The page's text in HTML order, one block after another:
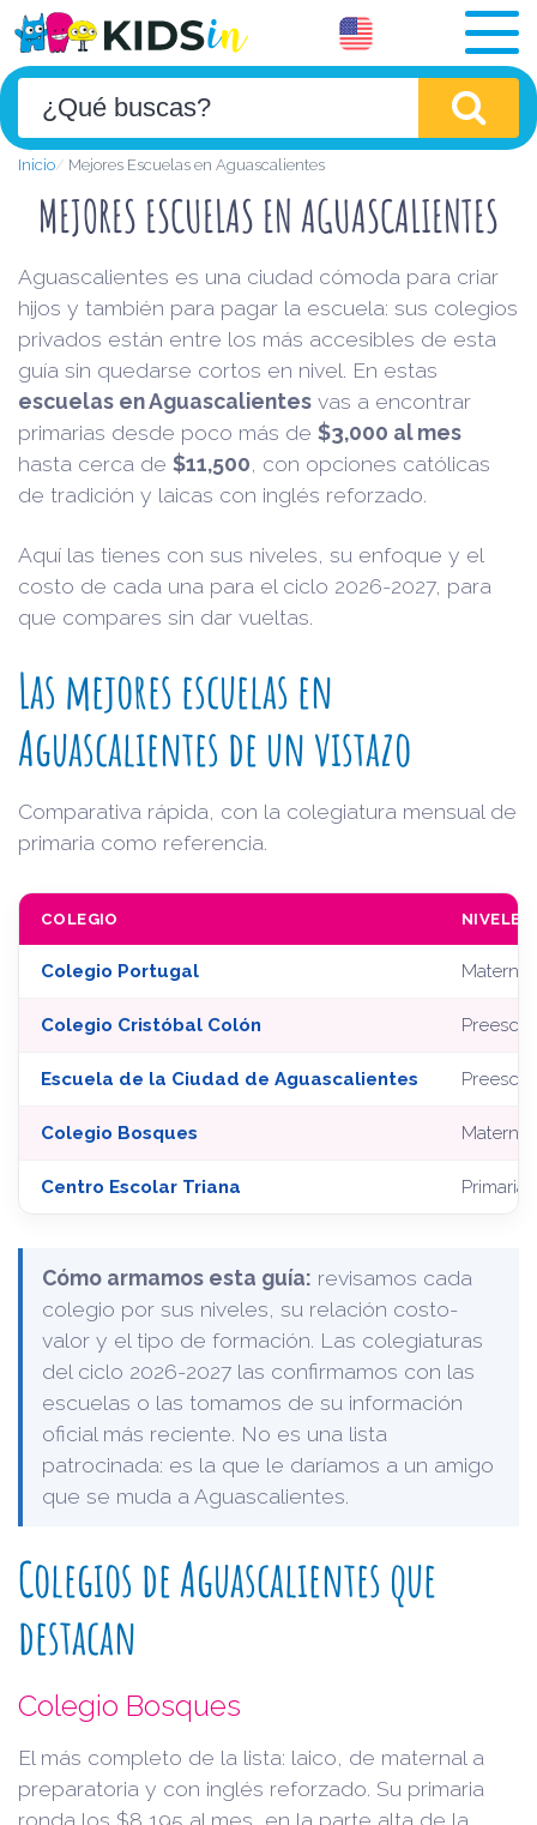
Inicio Mejores Escuelas en Aguascalientes
MEJORES ESCUELAS EN AGUASCALIENTES
Aguascalientes es una ciudad cómoda para criar
hijos y también para pagar la escuela: sus colegios
privados están entre los más accesibles de esta
guía sin quedarse cortos en nivel. En estas
escuelas en Aguascalientes vas a encontrar
primarias desde poco más de $3,000 al mes
hasta cerca de $11,500 , con opciones católicas
de tradición y laicas con inglés reforzado.
Aquí las tienes con sus niveles, su enfoque y el
costo de cada una para el ciclo 2026-2027, para
que compares sin dar vueltas.
Las mejores escuelas en
Aguascalientes de un vistazo
Comparativa rápida, con la colegiatura mensual de
primaria como referencia.
COLEGIO NIVELES
Colegio Portugal
Colegio Cristóbal Colón
Escuela de la Ciudad de Aguascalientes
Colegio Bosques
Centro Escolar Triana Primaria
Cómo armamos esta guía: revisamos cada
colegio por sus niveles, su relación costo-
valor y el tipo de formación. Las colegiaturas
del ciclo 2026-2027 las confirmamos con las
escuelas o las tomamos de su información
oficial más reciente. No es una lista
patrocinada: es la que le daríamos a un amigo
que se muda a Aguascalientes.
Colegios de Aguascalientes que
destacan
Colegio Bosques
El más completo de la lista: laico, de maternal a
preparatoria y con inglés reforzado. Su primaria
ronda los $8,195 al mes, en la parte alta de la